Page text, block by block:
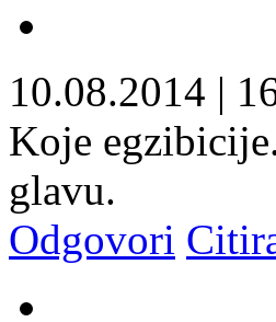
10.08.2014 |
Koje
glavu.
Odgovori